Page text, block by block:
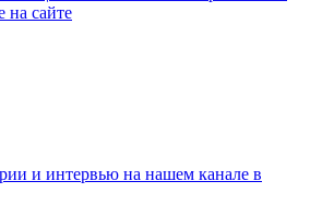
на сайте
и интервью на нашем канале в